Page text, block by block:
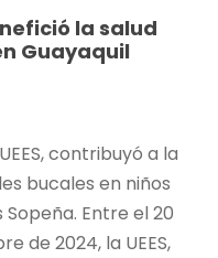
la salud
Guayaquil
contribuyó a la
bucales en niños
Entre el 20
de 2024, la UEES,